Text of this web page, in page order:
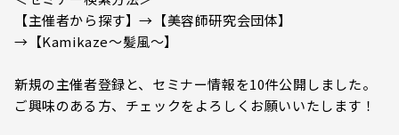
【主催者から探す】→【美容師研究会団体】
→【Kamikaze～髪風～】
新規の主催者登録と、セミナー情報を10件公開しました。
ご興味のある方、チェックをよろしくお願いいたします！